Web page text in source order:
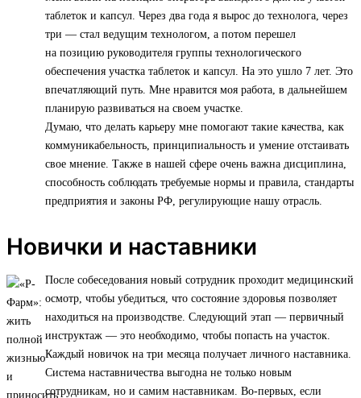
таблеток и капсул. Через два года я вырос до технолога, через
три — стал ведущим технологом, а потом перешел
на позицию руководителя группы технологического
обеспечения участка таблеток и капсул. На это ушло 7 лет. Это
впечатляющий путь. Мне нравится моя работа, в дальнейшем
планирую развиваться на своем участке.
Думаю, что делать карьеру мне помогают такие качества, как
коммуникабельность, принципиальность и умение отстаивать
свое мнение. Также в нашей сфере очень важна дисциплина,
способность соблюдать требуемые нормы и правила, стандарты
предприятия и законы РФ, регулирующие нашу отрасль.
Новички и наставники
После собеседования новый сотрудник проходит медицинский
осмотр, чтобы убедиться, что состояние здоровья позволяет
находиться на производстве. Следующий этап — первичный
инструктаж — это необходимо, чтобы попасть на участок.
Каждый новичок на три месяца получает личного наставника.
Система наставничества выгодна не только новым
сотрудникам, но и самим наставникам. Во-первых, если